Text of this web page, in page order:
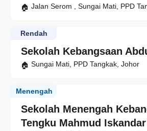
Jalan Serom , Sungai Mati, PPD
Sekolah Kebangsaan
Rendah
Sungai Mati, PPD Tangkak, Johor
Sekolah Menengah
Tengku Mahmud Iskandar
Menengah